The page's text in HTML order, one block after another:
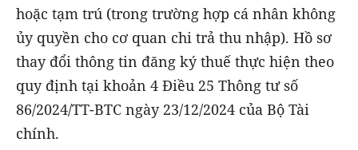
hoặc tạm trú (trong trường hợp cá nhân không
ủy quyền cho cơ quan chi trả thu nhập). Hồ sơ
thay đổi thông tin đăng ký thuế thực hiện theo
quy định tại khoản 4 Điều 25 Thông tư số
86/2024/TT-BTC ngày 23/12/2024 của Bộ Tài
chính.